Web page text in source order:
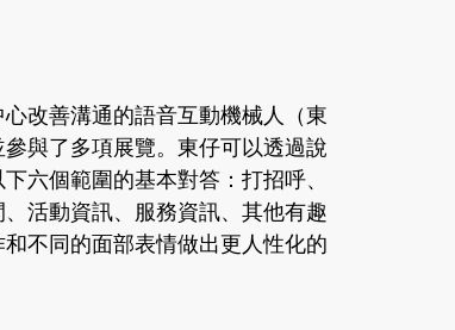
改善溝通的語音互動機械人（東
與了多項展覽。東仔可以透過說
六個範圍的基本對答：打招呼、
活動資訊、服務資訊、其他有趣
不同的面部表情做出更人性化的